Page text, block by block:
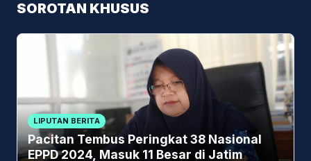
SOROTAN KHUSUS
LIPUTAN BERITA
Pacitan Tembus Peringkat 38 Nasional
EPPD 2024, Masuk 11 Besar di Jatim